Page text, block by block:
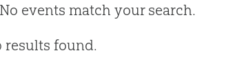
No events match your search.
results found.